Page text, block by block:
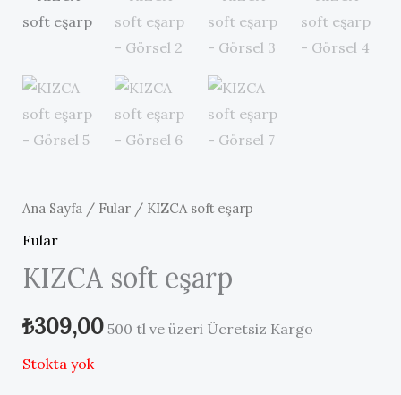
Ana Sayfa / Fular/ KIZCA soft eşarp
Fular
KIZCA soft eşarp
₺309,00 500 tl ve üzeri Ücretsiz Kargo
Stokta yok